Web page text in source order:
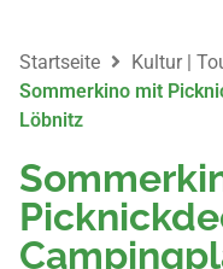
Startseite Kultur |
Sommerkino mit
Löbnitz